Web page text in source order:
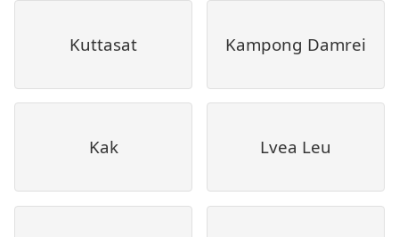
Kuttasat Kampong Damrei
Kak Lvea Leu